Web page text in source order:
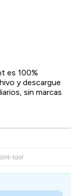
es 100%
y descargue
sin marcas